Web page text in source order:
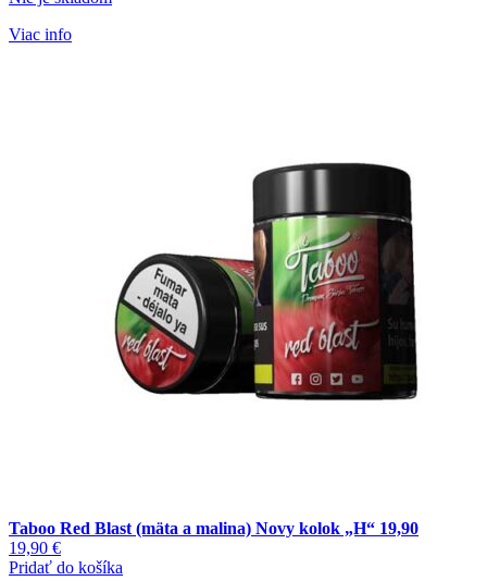
Viac info
Taboo Red Blast (mäta a malina) Novy kolok „H“ 19,90
19,90 €
Pridať do košíka